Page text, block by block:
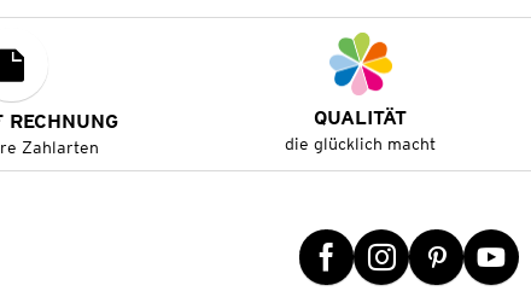
RECHNUNG
Zahlarten
QUALITÄT
die glücklich macht